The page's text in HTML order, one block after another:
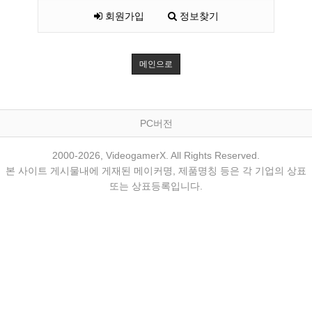
회원가입 정보찾기
메인으로
PC버전
2000-2026, VideogamerX. All Rights Reserved.
본 사이트 게시물내에 게재된 메이커명, 제품명칭 등은 각 기업의 상표
또는 상표등록입니다.